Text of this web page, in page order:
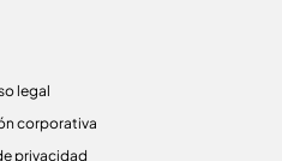
legal
corporativa
privacidad